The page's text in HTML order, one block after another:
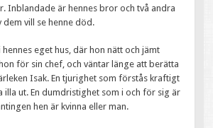
Inblandade är hennes bror och två andra
dem vill se henne död.
eget hus, där hon nätt och jämt
för sin chef, och väntar länge att berätta
Isak. En tjurighet som förstås kraftigt
illa ut. En dumdristighet som i och för sig är
hen är kvinna eller man.